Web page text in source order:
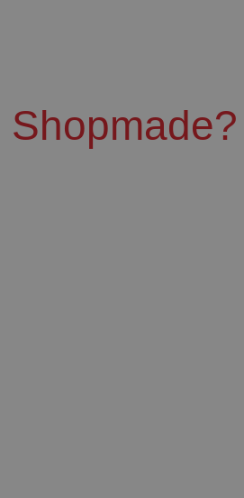
Shopmade?